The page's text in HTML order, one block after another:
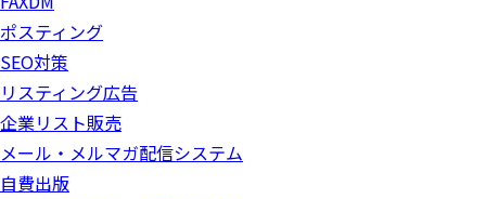
ポスティング
SEO対策
リスティング広告
企業リスト販売
メール・メルマガ配信システム
自費出版